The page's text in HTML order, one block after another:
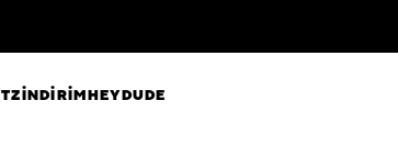
İNDİRİMHEYDUDE